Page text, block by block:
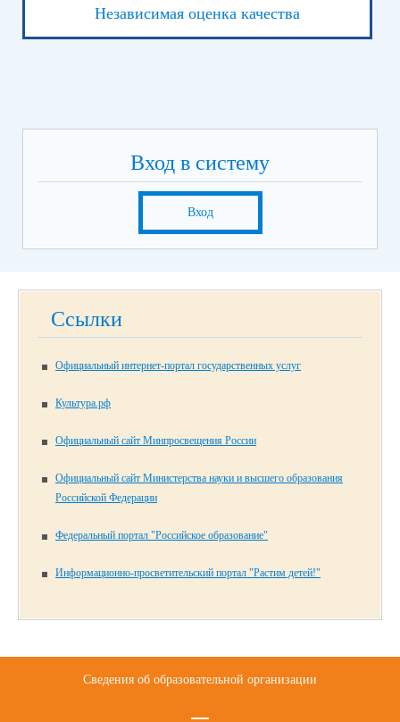
Независимая оценка качества
Вход в систему
Вход
Ссылки
Официальный интернет-портал государственных услуг
Культура.рф
Официальный сайт Минпросвещения России
Официальный сайт Министерства науки и высшего образования
Российской Федерации
Федеральный портал "Российское образование"
Информационно-просветительский портал "Растим детей!"
Сведения об образовательной организации